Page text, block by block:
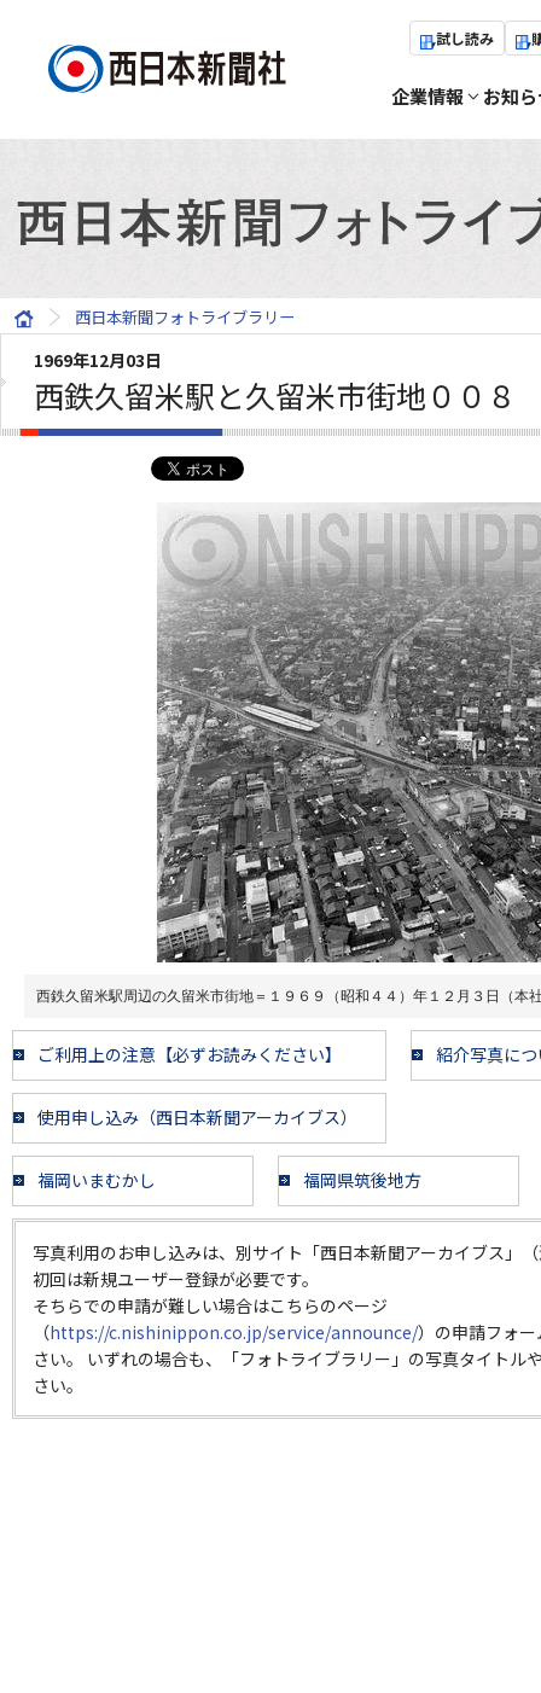
試し読み
企業情報 お知
西日本新聞フォトライブラリー
1969年12月03日
西鉄久留米駅と久留米市街地００８
西鉄久留米駅周辺の久留米市街地＝１９６９（昭和４４）年１２月３日（本
ご利用上の注意【必ずお読みください】 紹介写真に
使用申し込み（西日本新聞アーカイブス）
福岡いまむかし 福岡県筑後地方
写真利用のお申し込みは、別サイト「西日本新聞アーカイブス」
初回は新規ユーザー登録が必要です。
そちらでの申請が難しい場合はこちらのページ
（https://c.nishinippon.co.jp/service/announce/）の申請フォ
さい。 いずれの場合も、「フォトライブラリー」の写真タイトル
さい。